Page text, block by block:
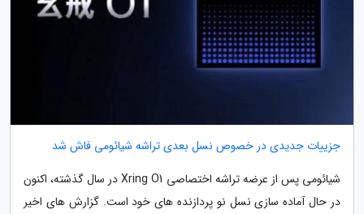
جزییات جدیدی در خصوص نسل بعدی تراشه شیائومی فاش شد
شیائومی پس از عرضه تراشه اختصاصی Xring O1 در سال گذشته، اکنون
در حال آماده سازی نسل نو پردازنده های خود است. گزارش های اخیر